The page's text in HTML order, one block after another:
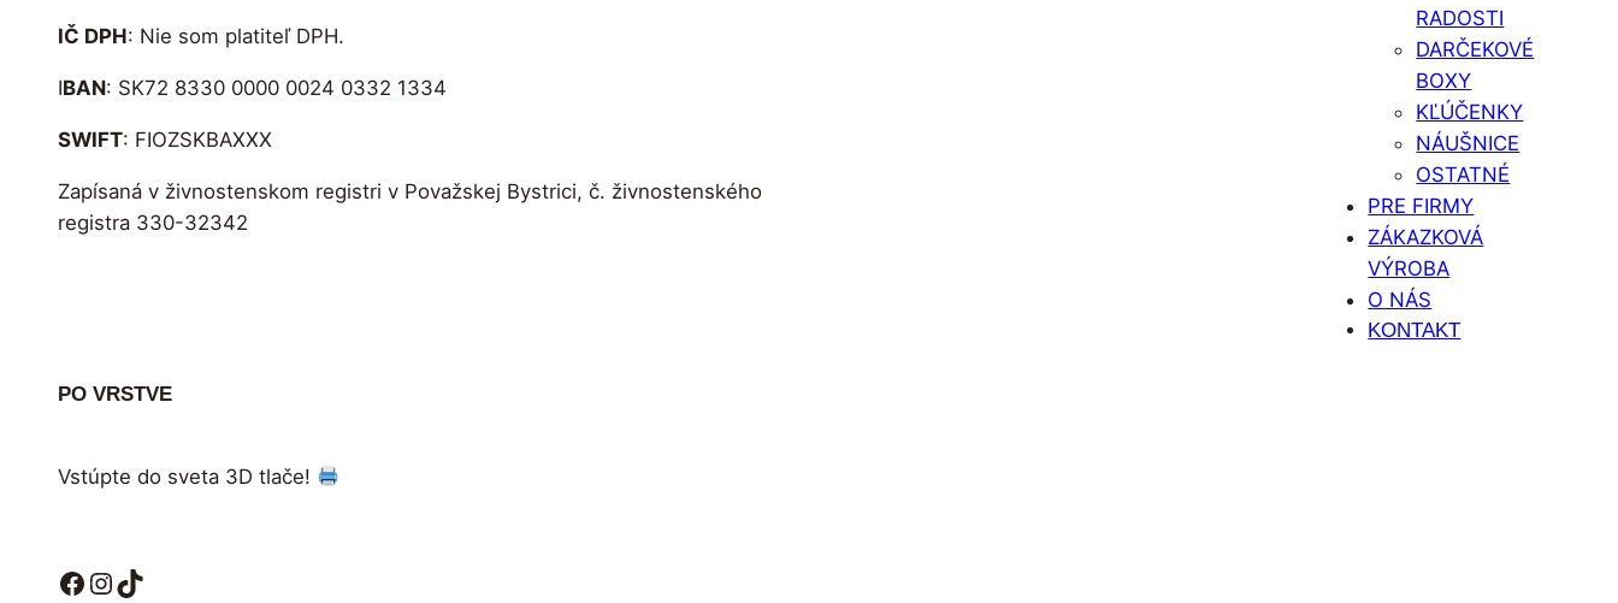
IČ DPH: Nie som platiteľ DPH.
IBAN: SK72 8330 0000 0024 0332 1334
SWIFT: FIOZSKBAXXX
Zapísaná v živnostenskom registri v Považskej Bystrici, č. živnostenského
registra 330-32342
PO VRSTVE
Vstúpte do sveta 3D tlače!
Facebook InstagramTikTok
RADOSTI
DARČEKOVÉ
BOXY
KĽÚČENKY
NÁUŠNICE
OSTATNÉ
PRE FIRMY
ZÁKAZKOVÁ
VÝROBA
O NÁS
KONTAKT